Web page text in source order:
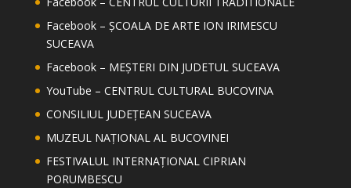
Facebook – ȘCOALA DE ARTE ION IRIMESCU
SUCEAVA
Facebook – MEȘTERI DIN JUDETUL SUCEAVA
YouTube – CENTRUL CULTURAL BUCOVINA
CONSILIUL JUDEȚEAN SUCEAVA
MUZEUL NAȚIONAL AL BUCOVINEI
FESTIVALUL INTERNAȚIONAL CIPRIAN
PORUMBESCU